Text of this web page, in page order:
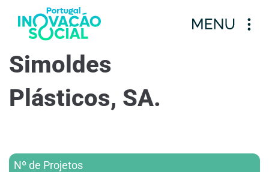
Simoldes
Plásticos, SA.
Nº de Projetos